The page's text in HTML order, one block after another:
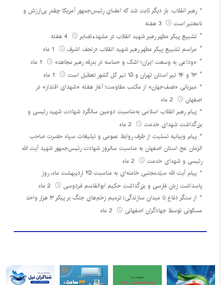
رهبر انقلاب: بار دیگر ثابت شد که امضای رئیس‌جمهور آمریکا چقدر بی‌ارزش و
نامعتبر است
3 هفته
تشییع پیکر مطهر رهبر شهید انقلاب در مشهد+تصایر
مراسم تشییع پیکر مطهر رهبر شهید انقلاب درنجف اشرف
«وداعی به وسعت ایران؛ اشک و حماسه در بدرقه رهبر مجاهد»
۱۳ و ۱۴ تیر استان تهران و ۱۵ تیر کل کشور تعطیل است
میزبانی «نصف‌جهان» از مکتب مقاومت؛ آغاز هفته «شهدای اقتدار» در
اصفهان
پیام رهبر انقلاب اسلامی به‌مناسبت دومین سالگرد شهادت شهید رئیسی و
بزرگداشت شهدای خدمت
پیام وبیانیه تسلیت از طرف روابط عمومی و تبلیغات سپاه حضرت صاحب
الزمان عج استان اصفهان به مناسبت سالروز شهادت رئیس‌جمهور شهید آیت الله
رئیسی و شهدای خدمت
پیام آیت الله سیّدمجتبی خامنه‌ای به مناسبت ۲۵ اردیبهشت ماه، روز
پاسداشت زبان فارسی و بزرگداشت حکیم ابوالقاسم فردوسی
از سنگر دفاع تا میدان سازندگی؛ ترمیم زخم‌های جنگ بر پیکر ۳ هزار واحد
مسکونی توسط جهادگران اصفهانی